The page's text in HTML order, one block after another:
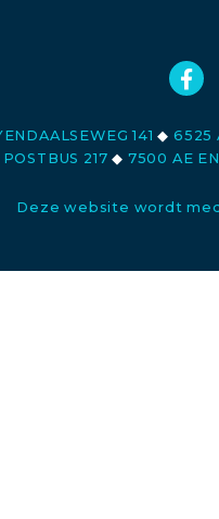
141◆ 6525
POSTBUS 217◆ 7500 AE
Deze website wordt